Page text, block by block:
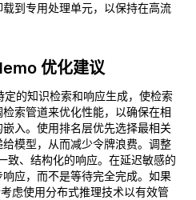
到专用处理单元，以保持在高流
优化建议
的知识检索和响应生成，使检索
索管道来优化性能，以确保在相
入。使用排名层优先选择最相关
模型，从而减少令牌浪费。调整
致、结构化的响应。在延迟敏感的
应，而不是等待完全完成。如果
虑使用分布式推理技术以有效管